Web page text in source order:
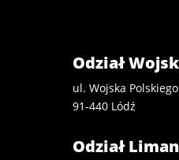
Odział
ul. Wojska
91-440 Lódź
Odział